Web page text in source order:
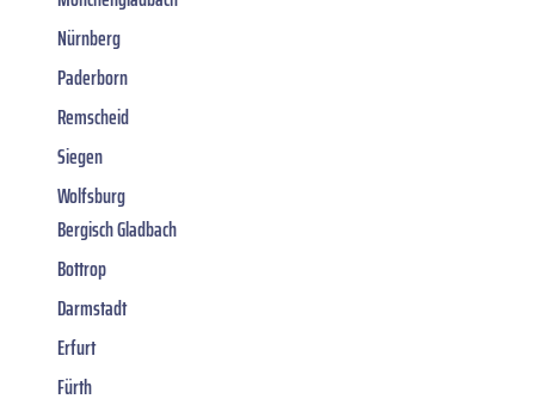
Nürnberg
Paderborn
Remscheid
Siegen
Wolfsburg
Bergisch Gladbach
Bottrop
Darmstadt
Erfurt
Fürth